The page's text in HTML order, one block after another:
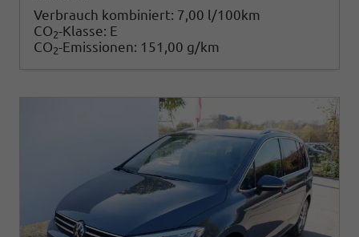
Verbrauch kombiniert: 7,00 l/100km
CO2-Klasse: E
CO2-Emissionen: 151,00 g/km